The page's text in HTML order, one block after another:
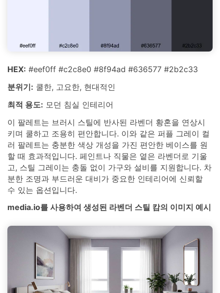
HEX: #eef0ff #c2c8e0 #8f94ad #636577 #2b2c33
분위기: 쿨한, 고요한, 현대적인
최적 용도: 모던 침실 인테리어
이 팔레트는 브러시 스틸에 반사된 라벤더 황혼을 연상시
키며 쿨하고 조용히 편안합니다. 이와 같은 퍼플 그레이 컬
러 팔레트는 충분한 색상 개성을 가진 편안한 베이스를 원
할 때 효과적입니다. 페인트나 직물은 옅은 라벤더로 기울
고, 스틸 그레이는 충돌 없이 가구와 설비를 지원합니다. 차
분한 조명과 부드러운 대비가 중요한 인테리어에 신뢰할
수 있는 옵션입니다.
media.io를 사용하여 생성된 라벤더 스틸 캄의 이미지 예시